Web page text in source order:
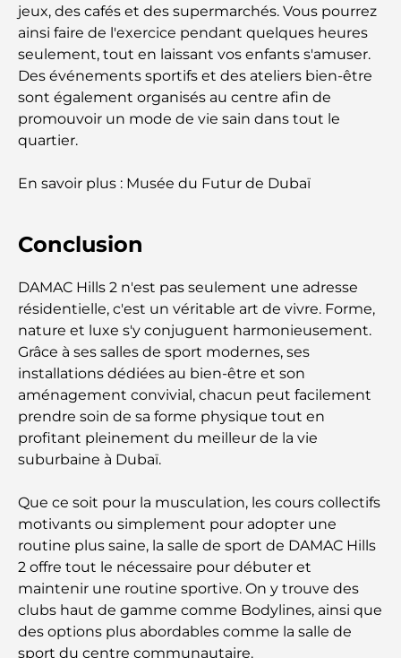
Les îles incontournables d'Abu Dhabi à découvrir
Les meilleurs endroits à visiter gratuitement à
Abou Dhabi
Les meilleures voitures électriques de luxe :
Comparaison des marchés de l’immobilier de luxe
À la découverte des marques de montres les plus
chères au monde
Les quartiers les plus chers de Dubaï pour vivre
dans le luxe
Les célébrités internationales les plus en vue qui
vivent à Dubaï
Écoles américaines à Dubaï : Guide complet pour
les parents
Activités divertissantes à Dubaï pour adultes : les
meilleures façons de profiter de la ville
jeux, des cafés et des supermarchés. Vous pourrez
ainsi faire de l'exercice pendant quelques heures
seulement, tout en laissant vos enfants s'amuser.
Des événements sportifs et des ateliers bien-être
sont également organisés au centre afin de
promouvoir un mode de vie sain dans tout le
quartier.
En savoir plus : Musée du Futur de Dubaï
Conclusion
DAMAC Hills 2 n'est pas seulement une adresse
résidentielle, c'est un véritable art de vivre. Forme,
nature et luxe s'y conjuguent harmonieusement.
Grâce à ses salles de sport modernes, ses
installations dédiées au bien-être et son
aménagement convivial, chacun peut facilement
prendre soin de sa forme physique tout en
profitant pleinement du meilleur de la vie
suburbaine à Dubaï.
Que ce soit pour la musculation, les cours collectifs
motivants ou simplement pour adopter une
routine plus saine, la salle de sport de DAMAC Hills
2 offre tout le nécessaire pour débuter et
maintenir une routine sportive. On y trouve des
clubs haut de gamme comme Bodylines, ainsi que
des options plus abordables comme la salle de
sport du centre communautaire.